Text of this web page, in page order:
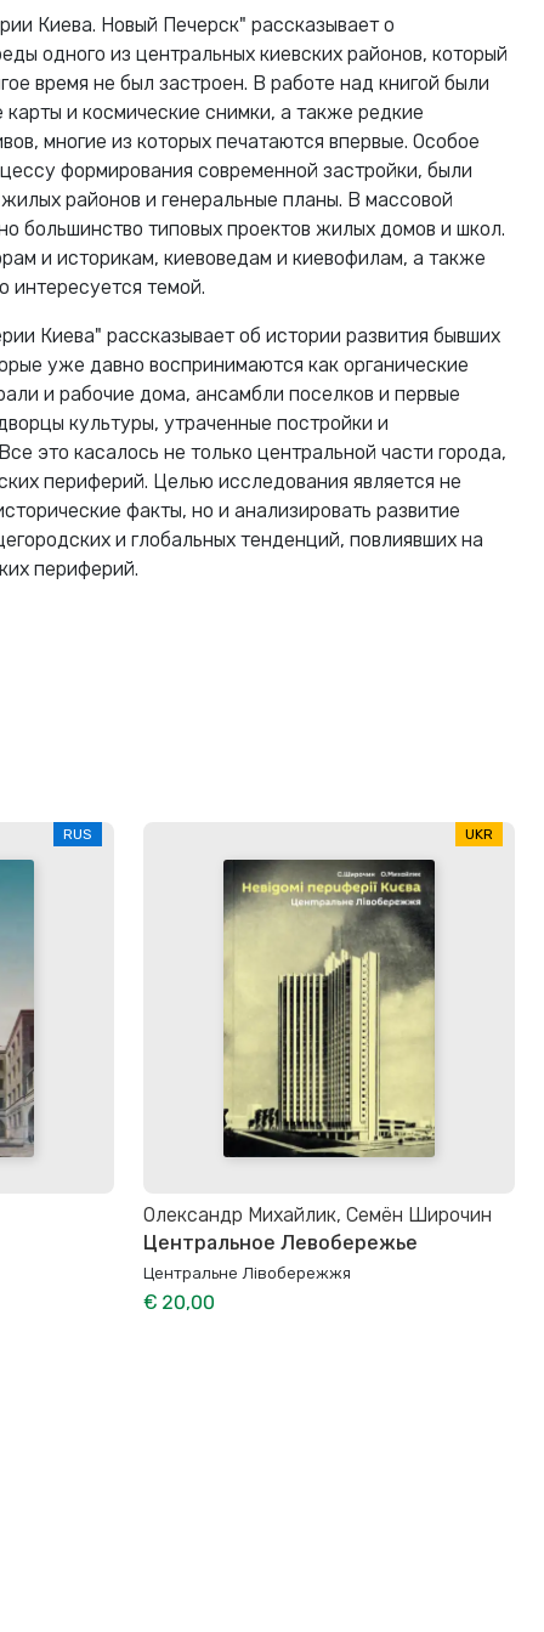
Киева. Новый Печерск" рассказывает о
одного из центральных киевских районов, который
время не был застроен. В работе над книгой были
карты и космические снимки, а также редкие
многие из которых печатаются впервые. Особое
формирования современной застройки, были
районов и генеральные планы. В массовой
большинство типовых проектов жилых домов и школ.
и историкам, киевоведам и киевофилам, а также
интересуется темой.
Киева" рассказывает об истории развития бывших
уже давно воспринимаются как органические
и рабочие дома, ансамбли поселков и первые
культуры, утраченные постройки и
это касалось не только центральной части города,
периферий. Целью исследования является не
факты, но и анализировать развитие
и глобальных тенденций, повлиявших на
периферий.
RUS UKR
Олександр Михайлик, Семён Широчин
Центральное Левобережье
Центральне Лівобережжя
€ 20,00